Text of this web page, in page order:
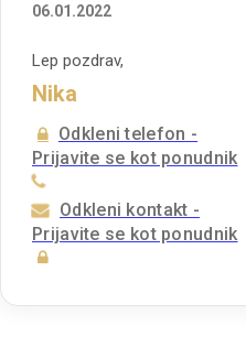
06.01.2022
Lep pozdrav,
Nika
Odkleni telefon -
Prijavite se kot ponudnik
Odkleni kontakt -
Prijavite se kot ponudnik